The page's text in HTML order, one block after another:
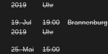
2019
Uhr
19. Jul
2019
19:00
Uhr
Brannenburg
25. Mai
15:00